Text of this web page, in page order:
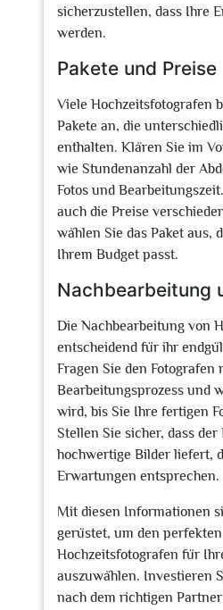
sicherzustellen, dass Ihre
werden.
Pakete und Preise
Viele Hochzeitsfotografen
Pakete an, die
enthalten. Klären Sie im
wie Stundenanzahl der
Fotos und
auch die Preise
wählen Sie das Paket aus,
Ihrem Budget passt.
Nachbearbeitung
Die Nachbearbeitung von
entscheidend für ihr
Fragen Sie den Fotografen
Bearbeitungsprozess und
wird, bis Sie Ihre fertigen
Stellen Sie sicher, dass der
hochwertige Bilder liefert,
Erwartungen entsprechen.
Mit diesen Informationen
gerüstet, um den perfekten
Hochzeitsfotografen für
auszuwählen. Investieren
nach dem richtigen